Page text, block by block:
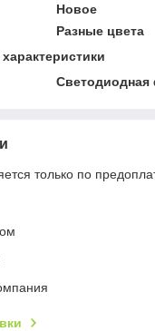
Новое
Разные цвета
Светодиодная
только по